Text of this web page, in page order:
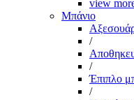
view
Μπάνιο
/
/
Έπιπλο
/